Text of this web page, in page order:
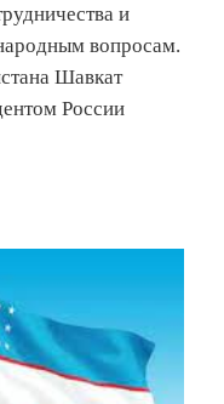
и
вопросам.
Шавкат
России